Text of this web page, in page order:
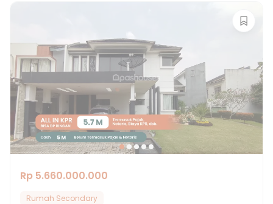
Rp 5.660.000.000
Rumah Secondary